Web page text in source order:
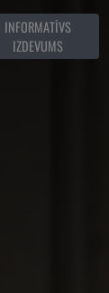
INFORMATĪVS
IZDEVUMS